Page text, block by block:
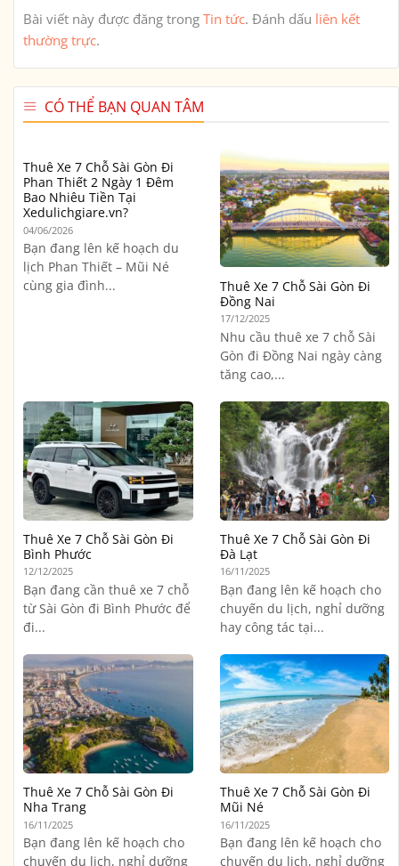
Bài viết này được đăng trong Tin tức. Đánh dấu liên kết
thường trực.
CÓ THỂ BẠN QUAN TÂM
Thuê Xe 7 Chỗ Sài Gòn Đi
Phan Thiết 2 Ngày 1 Đêm
Bao Nhiêu Tiền Tại
Xedulichgiare.vn?
04/06/2026
Bạn đang lên kế hoạch du
lịch Phan Thiết – Mũi Né
cùng gia đình...
Thuê Xe 7 Chỗ Sài Gòn Đi
Đồng Nai
17/12/2025
Nhu cầu thuê xe 7 chỗ Sài
Gòn đi Đồng Nai ngày càng
tăng cao,...
Thuê Xe 7 Chỗ Sài Gòn Đi
Bình Phước
12/12/2025
Bạn đang cần thuê xe 7 chỗ
từ Sài Gòn đi Bình Phước để
đi...
Thuê Xe 7 Chỗ Sài Gòn Đi
Đà Lạt
16/11/2025
Bạn đang lên kế hoạch cho
chuyến du lịch, nghỉ dưỡng
hay công tác tại...
Thuê Xe 7 Chỗ Sài Gòn Đi
Nha Trang
16/11/2025
Bạn đang lên kế hoạch cho
chuyến du lịch, nghỉ dưỡng
Thuê Xe 7 Chỗ Sài Gòn Đi
Mũi Né
16/11/2025
Bạn đang lên kế hoạch cho
chuyến du lịch, nghỉ dưỡng